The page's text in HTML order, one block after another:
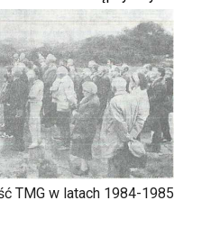
TMG w latach 1984-1985